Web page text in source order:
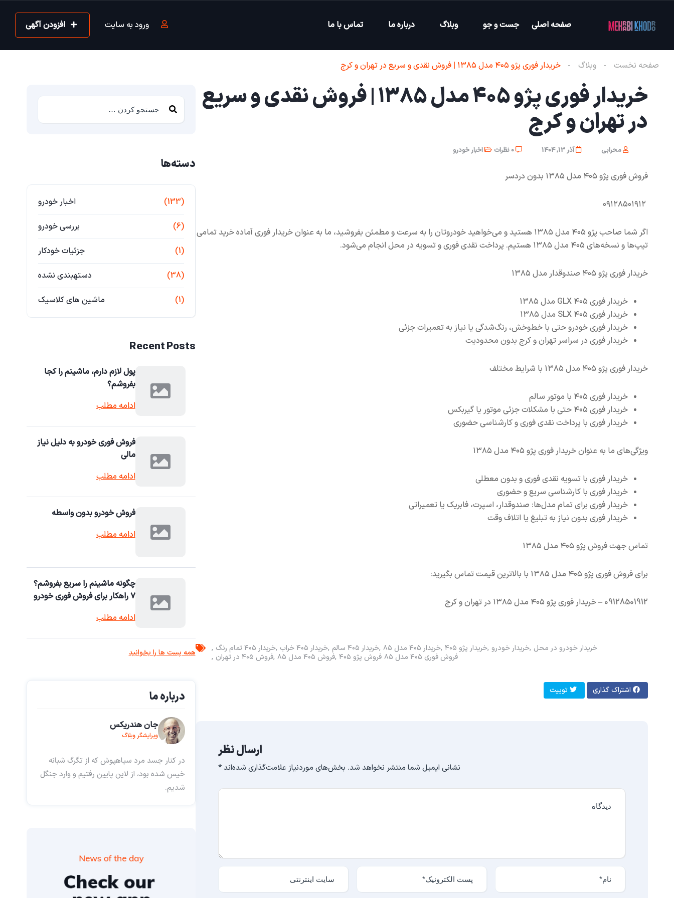
صفحه اصلی جست و جو وبلاگ درباره ما تماس با ما ورود به سایت افزودن آگهی
صفحه نخست وبلاگ خریدار فوری پژو ۴۰۵ مدل ۱۳۸۵ | فروش نقدی و سریع در تهران و کرج
خریدار فوری پژو ۴۰۵ مدل ۱۳۸۵ | فروش نقدی و سریع
در تهران و کرج
محرابی آذر 13, 1404 0 نظرات اخبار خودرو
فروش فوری پژو ۴۰۵ مدل ۱۳۸۵ بدون دردسر
اگر شما صاحب پژو ۴۰۵ مدل ۱۳۸۵ هستید و می‌خواهید خودروتان را به سرعت و مطمئن بفروشید، ما به عنوان خریدار فوری آماده خرید تمامی
تیپ‌ها و نسخه‌های ۴۰۵ مدل ۱۳۸۵ هستیم. پرداخت نقدی فوری و تسویه در محل انجام می‌شود.
خریدار فوری پژو ۴۰۵ صندوقدار مدل ۱۳۸۵
خریدار فوری ۴۰۵ GLX مدل ۱۳۸۵
خریدار فوری ۴۰۵ SLX مدل ۱۳۸۵
خریدار فوری خودرو حتی با خط‌وخش، رنگ‌شدگی یا نیاز به تعمیرات جزئی
خریدار فوری در سراسر تهران و کرج بدون محدودیت
خریدار فوری پژو ۴۰۵ مدل ۱۳۸۵ با شرایط مختلف
خریدار فوری ۴۰۵ با موتور سالم
خریدار فوری ۴۰۵ حتی با مشکلات جزئی موتور یا گیربکس
خریدار فوری با پرداخت نقدی فوری و کارشناسی حضوری
ویژگی‌های ما به عنوان خریدار فوری پژو ۴۰۵ مدل ۱۳۸۵
خریدار فوری با تسویه نقدی فوری و بدون معطلی
خریدار فوری با کارشناسی سریع و حضوری
خریدار فوری برای تمام مدل‌ها: صندوقدار، اسپرت، فابریک یا تعمیراتی
خریدار فوری بدون نیاز به تبلیغ یا اتلاف وقت
تماس جهت فروش پژو ۴۰۵ مدل ۱۳۸۵
برای فروش فوری پژو ۴۰۵ مدل ۱۳۸۵ با بالاترین قیمت تماس بگیرید:
09128501912 – خریدار فوری پژو ۴۰۵ مدل ۱۳۸۵ در تهران و کرج
خریدار ۴۰۵ تمام رنگ خریدار ۴۰۵ خراب خریدار ۴۰۵ سالم خریدار ۴۰۵ مدل ۸۵ خریدار پژو ۴۰۵ خریدار خودرو خریدار خودرو در محل
فروش ۴۰۵ در تهران
فروش ۴۰۵ مدل ۸۵ فروش پژو ۴۰۵ فروش فوری ۴۰۵ مدل ۸۵
اشتراک گذاری توییت
ارسال نظر
نشانی ایمیل شما منتشر نخواهد شد. بخش‌های موردنیاز علامت‌گذاری شده‌اند*
دسته‌ها
اخبار خودرو (133)
بررسی خودرو (6)
جزئیات خودکار (1)
دستهبندی نشده (38)
ماشین های کلاسیک (1)
Recent Posts
پول لازم دارم، ماشینم را کجا
بفروشم؟
ادامه مطلب
فروش فوری خودرو به دلیل نیاز
مالی
ادامه مطلب
فروش خودرو بدون واسطه
ادامه مطلب
چگونه ماشینم را سریع بفروشم؟
۷ راهکار برای فروش فوری خودرو
ادامه مطلب
همه پست ها را بخوانید
درباره ما
جان هندریکس
ویرایشگر وبلاگ
در کنار جسد مرد سیاهپوش که از تگرگ شبانه
خیس شده بود، از لاین پایین رفتیم و وارد جنگل
شدیم.